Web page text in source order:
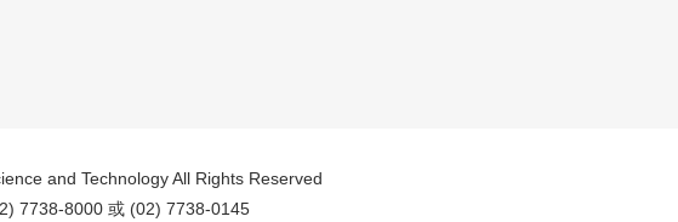
and Technology All Rights Reserved
7738-8000 或 (02) 7738-0145